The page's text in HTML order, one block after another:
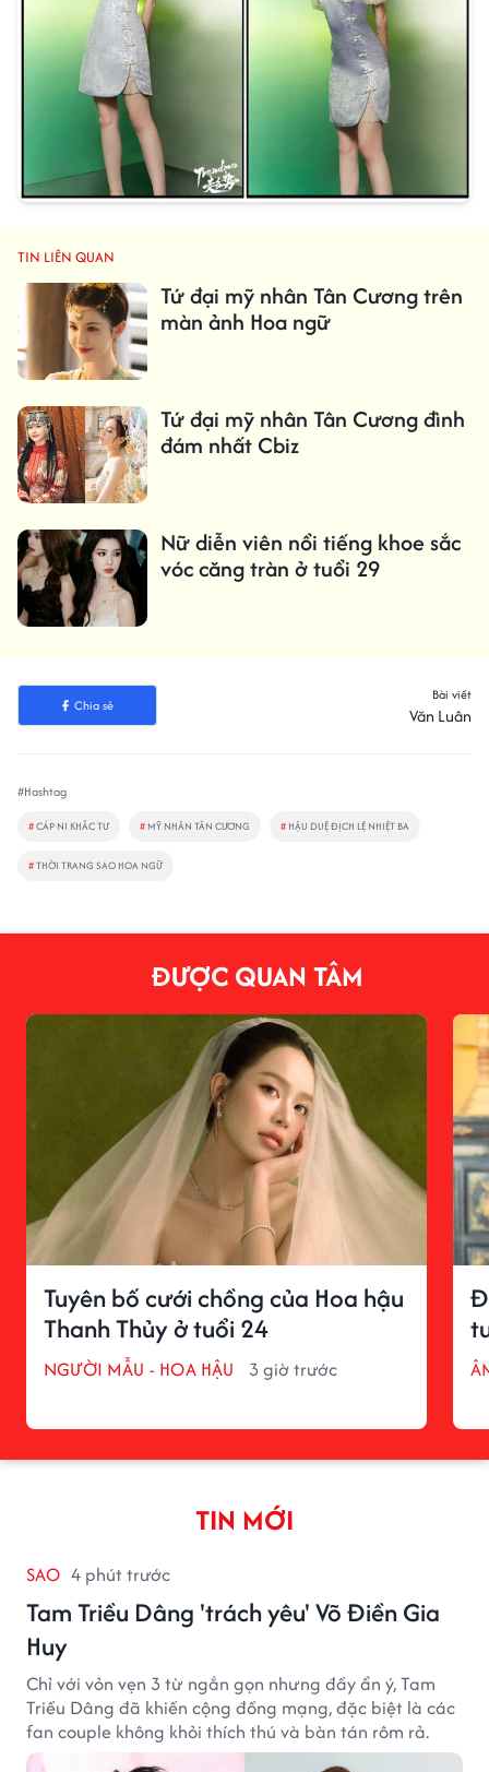
TIN LIÊN QUAN
Tứ đại mỹ nhân Tân Cương trên
màn ảnh Hoa ngữ
Tứ đại mỹ nhân Tân Cương đình
đám nhất Cbiz
Nữ diễn viên nổi tiếng khoe sắc
vóc căng tràn ở tuổi 29
Chia sẻ
Bài viết
Văn Luân
#Hashtag
#CÁP NI KHẮC TƯ # MỸ NHÂN TÂN CƯƠNG # HẬU DUỆ ĐỊCH LỆ NHIỆT BA
#THỜI TRANG SAO HOA NGỮ
ĐƯỢC QUAN TÂM
Tuyên bố cưới chồng của Hoa hậu
Thanh Thủy ở tuổi 24
NGƯỜI MẪU - HOA HẬU 3 giờ trước
TIN MỚI
SAO 4 phút trước
Tam Triều Dâng 'trách yêu' Võ Điền Gia
Huy
Chỉ với vỏn vẹn 3 từ ngắn gọn nhưng đầy ẩn ý, Tam
Triều Dâng đã khiến cộng đồng mạng, đặc biệt là các
fan couple không khỏi thích thú và bàn tán rôm rả.